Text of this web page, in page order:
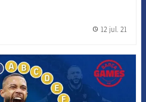
12 jul. 21
FCB Barcelona badge